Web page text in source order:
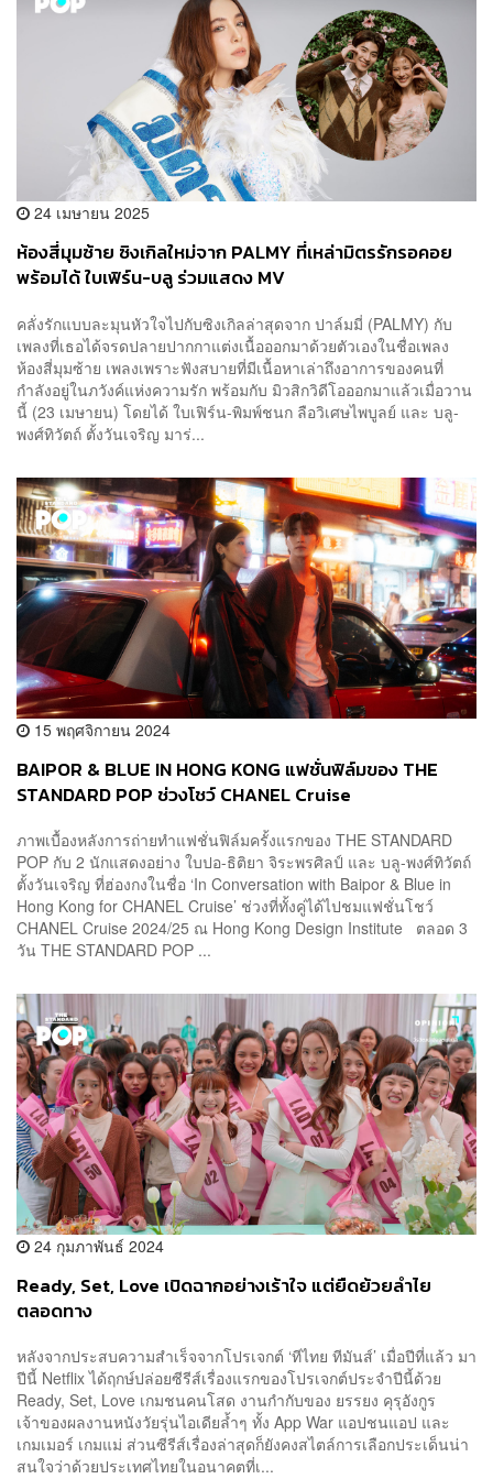
24 เมษายน 2025
ห้องสี่มุมซ้าย ซิงเกิลใหม่จาก PALMY ที่เหล่ามิตรรักรอคอย
พร้อมได้ ใบเฟิร์น-บลู ร่วมแสดง MV
คลั่งรักแบบละมุนหัวใจไปกับซิงเกิลล่าสุดจาก ปาล์มมี่ (PALMY) กับ
เพลงที่เธอได้จรดปลายปากกาแต่งเนื้อออกมาด้วยตัวเองในชื่อเพลง
ห้องสี่มุมซ้าย เพลงเพราะฟังสบายที่มีเนื้อหาเล่าถึงอาการของคนที่
กำลังอยู่ในภวังค์แห่งความรัก พร้อมกับ มิวสิกวิดีโอออกมาแล้วเมื่อวาน
นี้ (23 เมษายน) โดยได้ ใบเฟิร์น-พิมพ์ชนก ลือวิเศษไพบูลย์ และ บลู-
พงศ์ทิวัตถ์ ตั้งวันเจริญ มาร่...
15 พฤศจิกายน 2024
BAIPOR & BLUE IN HONG KONG แฟชั่นฟิล์มของ THE
STANDARD POP ช่วงโชว์ CHANEL Cruise
ภาพเบื้องหลังการถ่ายทำแฟชั่นฟิล์มครั้งแรกของ THE STANDARD
POP กับ 2 นักแสดงอย่าง ใบปอ-ธิติยา จิระพรศิลป์ และ บลู-พงศ์ทิวัตถ์
ตั้งวันเจริญ ที่ฮ่องกงในชื่อ ‘In Conversation with Baipor & Blue in
Hong Kong for CHANEL Cruise’ ช่วงที่ทั้งคู่ได้ไปชมแฟชั่นโชว์
CHANEL Cruise 2024/25 ณ Hong Kong Design Institute ตลอด 3
วัน THE STANDARD POP ...
24 กุมภาพันธ์ 2024
Ready, Set, Love เปิดฉากอย่างเร้าใจ แต่ยืดย้วยลำไย
ตลอดทาง
หลังจากประสบความสำเร็จจากโปรเจกต์ ‘ทีไทย ทีมันส์’ เมื่อปีที่แล้ว มา
ปีนี้ Netflix ได้ฤกษ์ปล่อยซีรีส์เรื่องแรกของโปรเจกต์ประจำปีนี้ด้วย
Ready, Set, Love เกมชนคนโสด งานกำกับของ ยรรยง คุรุอังกูร
เจ้าของผลงานหนังวัยรุ่นไอเดียล้ำๆ ทั้ง App War แอปชนแอป และ
เกมเมอร์ เกมแม่ ส่วนซีรีส์เรื่องล่าสุดก็ยังคงสไตล์การเลือกประเด็นน่า
สนใจว่าด้วยประเทศไทยในอนาคตที่เ...